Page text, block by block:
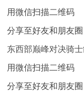
用微信扫描二维码
分享至好友和朋友圈
东西部巅峰对决骑
用微信扫描二维码
分享至好友和朋友圈